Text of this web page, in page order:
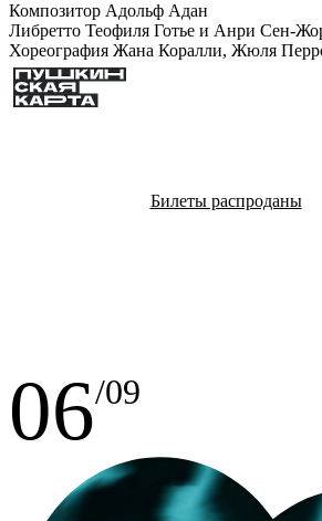
Композитор Адольф Адан
Либретто Теофиля Готье и Анри Сен-
Хореография Жана Коралли, Жюля
Билеты распроданы
06/09